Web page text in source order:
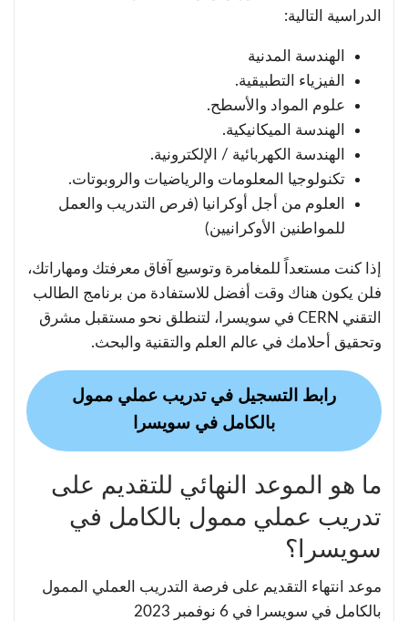
الدراسية التالية:
الهندسة المدنية
الفيزياء التطبيقية.
علوم المواد والأسطح.
الهندسة الميكانيكية.
الهندسة الكهربائية / الإلكترونية.
تكنولوجيا المعلومات والرياضيات والروبوتات.
العلوم من أجل أوكرانيا (فرص التدريب والعمل
للمواطنين الأوكرانيين)
إذا كنت مستعداً للمغامرة وتوسيع آفاق معرفتك ومهاراتك،
فلن يكون هناك وقت أفضل للاستفادة من برنامج الطالب
التقني CERN في سويسرا، لتنطلق نحو مستقبل مشرق
وتحقيق أحلامك في عالم العلم والتقنية والبحث.
رابط التسجيل في تدريب عملي ممول
بالكامل في سويسرا
ما هو الموعد النهائي للتقديم على
تدريب عملي ممول بالكامل في
سويسرا؟
موعد انتهاء التقديم على فرصة التدريب العملي الممول
بالكامل في سويسرا في 6 نوفمبر 2023